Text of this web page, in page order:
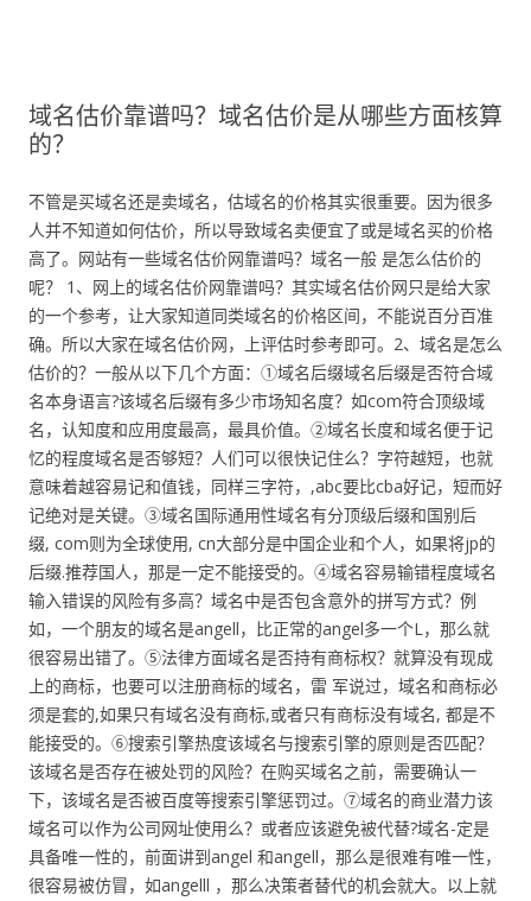
域名估价靠谱吗？域名估价是从哪些方面核算
的？
不管是买域名还是卖域名，估域名的价格其实很重要。因为很多
人并不知道如何估价，所以导致域名卖便宜了或是域名买的价格
高了。网站有一些域名估价网靠谱吗？域名一般 是怎么估价的
呢？ 1、网上的域名估价网靠谱吗？其实域名估价网只是给大家
的一个参考，让大家知道同类域名的价格区间，不能说百分百准
确。所以大家在域名估价网，上评估时参考即可。2、域名是怎么
估价的？一般从以下几个方面：①域名后缀域名后缀是否符合域
名本身语言?该域名后缀有多少市场知名度？如com符合顶级域
名，认知度和应用度最高，最具价值。②域名长度和域名便于记
忆的程度域名是否够短？人们可以很快记住么？字符越短，也就
意味着越容易记和值钱，同样三字符，,abc要比cba好记，短而好
记绝对是关键。③域名国际通用性域名有分顶级后缀和国别后
缀, com则为全球使用, cn大部分是中国企业和个人，如果将jp的
后缀.推荐国人，那是一定不能接受的。④域名容易输错程度域名
输入错误的风险有多高？域名中是否包含意外的拼写方式？例
如，一个朋友的域名是angell，比正常的angel多一个L，那么就
很容易出错了。⑤法律方面域名是否持有商标权？就算没有现成
上的商标，也要可以注册商标的域名，雷 军说过，域名和商标必
须是套的,如果只有域名没有商标,或者只有商标没有域名, 都是不
能接受的。⑥搜索引擎热度该域名与搜索引擎的原则是否匹配？
该域名是否存在被处罚的风险？在购买域名之前，需要确认一
下，该域名是否被百度等搜索引擎惩罚过。⑦域名的商业潜力该
域名可以作为公司网址使用么？或者应该避免被代替?域名-定是
具备唯一性的，前面讲到angel 和angell，那么是很难有唯一性，
很容易被仿冒，如angelll ，那么决策者替代的机会就大。以上就